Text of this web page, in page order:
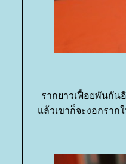
รากยาวเฟื้อยพันกัน
ล้วเขาก็จะงอกราก